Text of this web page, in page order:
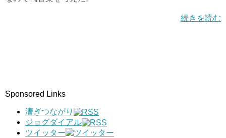
続きを読む
Sponsored Links
漕ぎつながり
ジョグダイアル
ツイッター